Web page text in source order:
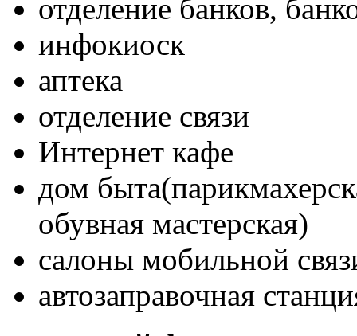
отделение банков,
инфокиоск
аптека
отделение связи
Интернет кафе
дом
обувная мастерская)
салоны мобильной
автозаправочная